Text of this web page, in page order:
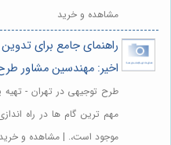
مشاهده و خرید
راهنمای جامع برای
اخیر: مهندسین مشاور
طرح توجیهی در تهران -
مهم ترین گام ها در راه
موجود است،. | مشاهده و خرید